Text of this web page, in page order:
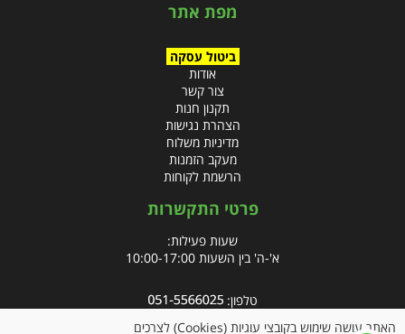
מפת אתר
ביטול עסקה
אודות
צור קשר
תקנון חנות
הצהרת נגישות
מדיניות משלוח
מעקב הזמנות
הרשמת לקוחות
פרטי התקשרות
שעות פעילות:
א'-ה' בין השעות 10:00-17:00
טלפון:
האתר עושה שימוש בקובצי עוגיות (Cookies) לצרכים